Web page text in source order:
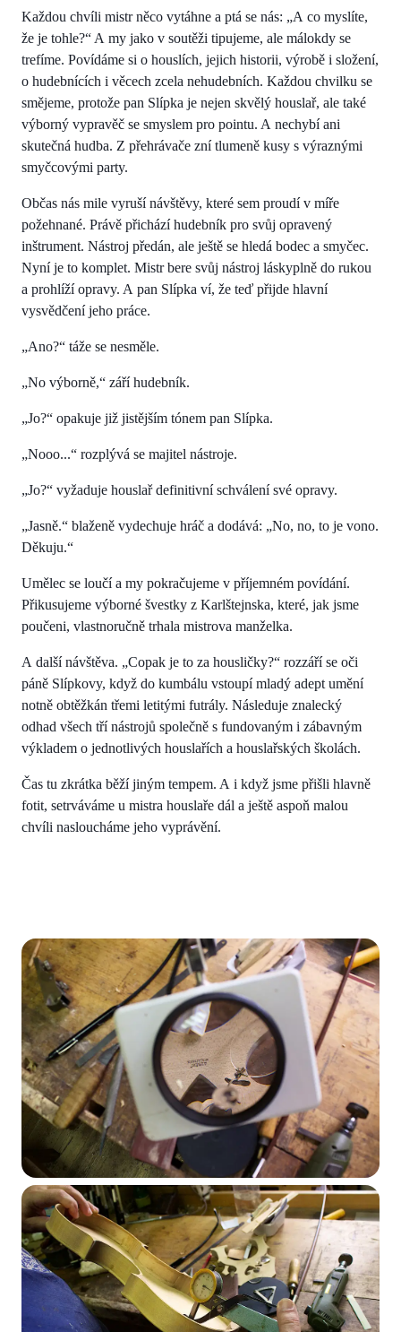
Každou chvíli mistr něco vytáhne a ptá se nás: „A co myslíte,
že je tohle?“ A my jako v soutěži tipujeme, ale málokdy se
trefíme. Povídáme si o houslích, jejich historii, výrobě i složení,
o hudebnících i věcech zcela nehudebních. Každou chvilku se
smějeme, protože pan Slípka je nejen skvělý houslař, ale také
výborný vypravěč se smyslem pro pointu. A nechybí ani
skutečná hudba. Z přehrávače zní tlumeně kusy s výraznými
smyčcovými party.
Občas nás mile vyruší návštěvy, které sem proudí v míře
požehnané. Právě přichází hudebník pro svůj opravený
inštrument. Nástroj předán, ale ještě se hledá bodec a smyčec.
Nyní je to komplet. Mistr bere svůj nástroj láskyplně do rukou
a prohlíží opravy. A pan Slípka ví, že teď přijde hlavní
vysvědčení jeho práce.
„Ano?“ táže se nesměle.
„No výborně,“ září hudebník.
„Jo?“ opakuje již jistějším tónem pan Slípka.
„Nooo...“ rozplývá se majitel nástroje.
„Jo?“ vyžaduje houslař definitivní schválení své opravy.
„Jasně.“ blaženě vydechuje hráč a dodává: „No, no, to je vono.
Děkuju.“
Umělec se loučí a my pokračujeme v příjemném povídání.
Přikusujeme výborné švestky z Karlštejnska, které, jak jsme
poučeni, vlastnoručně trhala mistrova manželka.
A další návštěva. „Copak je to za housličky?“ rozzáří se oči
páně Slípkovy, když do kumbálu vstoupí mladý adept umění
notně obtěžkán třemi letitými futrály. Následuje znalecký
odhad všech tří nástrojů společně s fundovaným i zábavným
výkladem o jednotlivých houslařích a houslařských školách.
Čas tu zkrátka běží jiným tempem. A i když jsme přišli hlavně
fotit, setrváváme u mistra houslaře dál a ještě aspoň malou
chvíli nasloucháme jeho vyprávění.